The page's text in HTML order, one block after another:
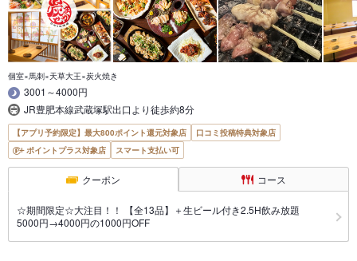
個室×馬刺×天草大王×炭火焼き
3001～4000円
JR豊肥本線武蔵塚駅出口より徒歩約8分
【アプリ予約限定】最大800ポイント還元対象店
口コミ投稿特典対象店
ポイントプラス対象店
スマート支払い可
クーポン コース
☆期間限定☆大注目！！ 【全13品】＋生ビール付き2.5H飲み放題
5000円→4000円の1000円OFF